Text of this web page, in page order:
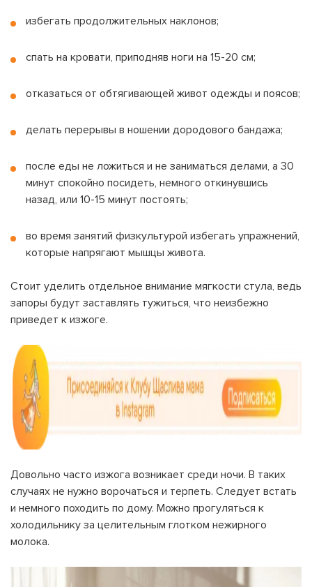
избегать продолжительных наклонов;
спать на кровати, приподняв ноги на 15-20 см;
отказаться от обтягивающей живот одежды и поясов;
делать перерывы в ношении дородового бандажа;
после еды не ложиться и не заниматься делами, а 30
минут спокойно посидеть, немного откинувшись
назад, или 10-15 минут постоять;
во время занятий физкультурой избегать упражнений,
которые напрягают мышцы живота.
Стоит уделить отдельное внимание мягкости стула, ведь
запоры будут заставлять тужиться, что неизбежно
приведет к изжоге.
Довольно часто изжога возникает среди ночи. В таких
случаях не нужно ворочаться и терпеть. Следует встать
и немного походить по дому. Можно прогуляться к
холодильнику за целительным глотком нежирного
молока.